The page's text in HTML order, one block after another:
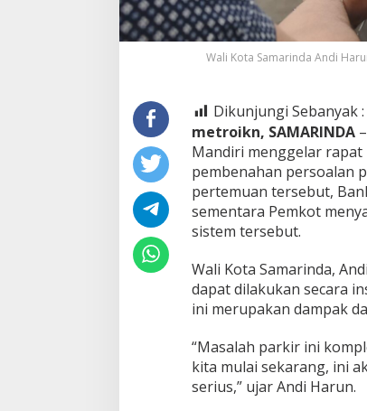
Wali Kota Samarinda Andi
Dikunjungi Sebanyak :
metroikn, SAMARINDA
Mandiri menggelar rapat
pembenahan persoalan
pertemuan tersebut,
sementara Pemkot
sistem tersebut.
Wali Kota Samarinda,
dapat dilakukan secara
ini merupakan dampak
“Masalah parkir ini
kita mulai sekarang, ini
serius,” ujar Andi Harun.